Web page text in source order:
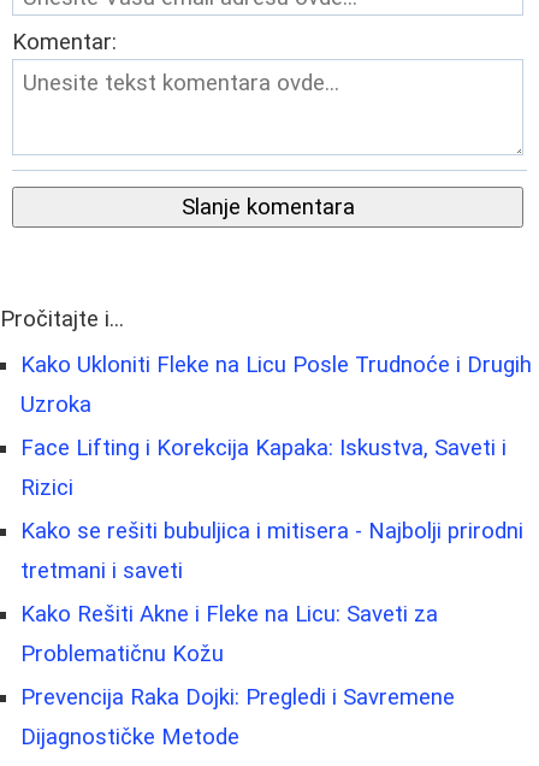
Komentar:
Slanje komentara
Pročitajte i...
Kako Ukloniti Fleke na Licu Posle Trudnoće i Drugih
Uzroka
Face Lifting i Korekcija Kapaka: Iskustva, Saveti i
Rizici
Kako se rešiti bubuljica i mitisera - Najbolji prirodni
tretmani i saveti
Kako Rešiti Akne i Fleke na Licu: Saveti za
Problematičnu Kožu
Prevencija Raka Dojki: Pregledi i Savremene
Dijagnostičke Metode